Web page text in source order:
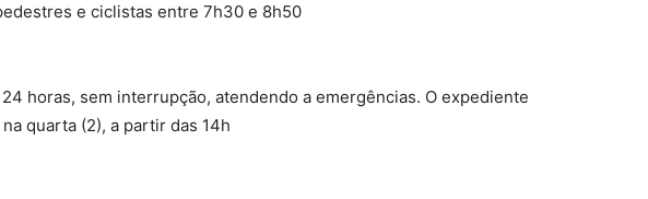
e ciclistas entre 7h30 e 8h50
horas, sem interrupção, atendendo a emergências. O expediente
quarta (2), a partir das 14h